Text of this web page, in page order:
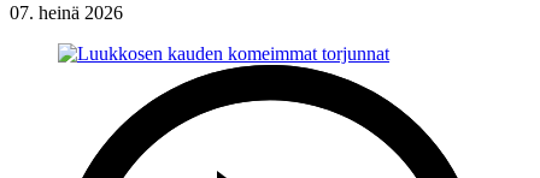
07. heinä 2026